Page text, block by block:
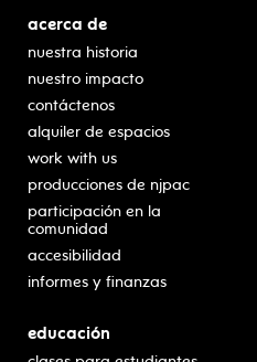
acerca de
nuestra historia
nuestro impacto
contáctenos
alquiler de espacios
work with us
producciones de njpac
participación en la
comunidad
accesibilidad
informes y finanzas
educación